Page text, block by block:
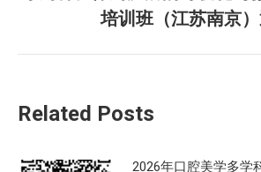
来
的
培训班（江苏南京
Related Posts
2026年口腔美学多学